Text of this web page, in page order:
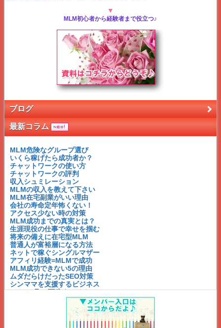
▼
MLM初心者から経験者まで役立つ♪
ブログ
最新コラム
MLM危険なグループ選び
いくら稼げたら成功者か？
チャットワークの使い方
チャットワークの評判
収入シュミレーション
MLMの収入を教えて下さい
MLM在宅副業がいい理由
会社の寿命定年怖くない！
アクセス少ない時の対策
MLM成功までの真実とは？
生涯現役の仕事で幸せを掴む
将来の備えに在宅型MLM
普通人が富裕層になる方法
ネットで稼ぐシングルマザー
アフィリ経験=MLMで成功
MLM成功できない5の理由
ムダだらけだったSEO対策
シンママを支援するビジネス
MLMで月30万稼ぐには？
アフィリエイトとネットワークビジネスが似ている？！
アーニーJゼリンスキー名言
アーニーJゼリンスキー名言
アーニー・J・ゼリンスキー